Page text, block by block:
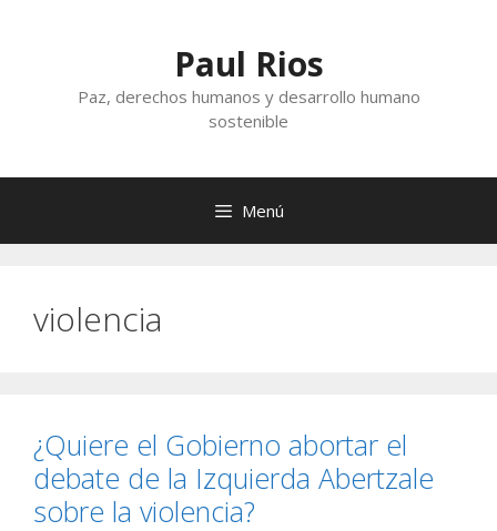
Paul Rios
Paz, derechos humanos y desarrollo humano
sostenible
Menú
violencia
¿Quiere el Gobierno abortar el
debate de la Izquierda Abertzale
sobre la violencia?